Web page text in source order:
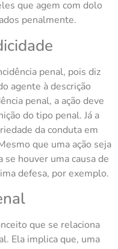
que agem com dolo
penalmente.
penal, pois diz
agente à descrição
penal, a ação deve
do tipo penal. Já a
da conduta em
que uma ação seja
houver uma causa de
defesa, por exemplo.
que se relaciona
Ela implica que, uma